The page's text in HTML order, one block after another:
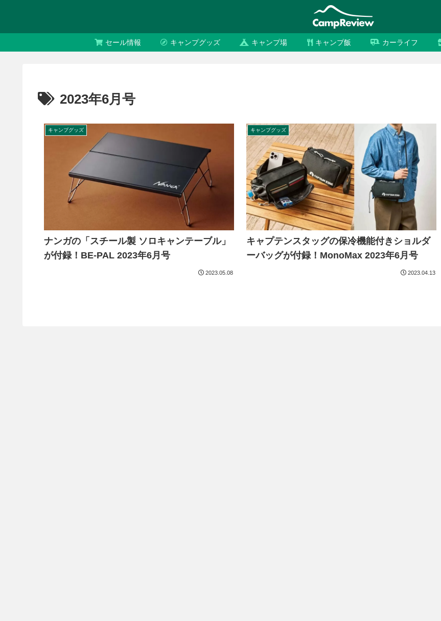
セール情報 キャンプグッズ キャンプ場 キャンプ飯 カーライフ
2023年6月号
キャンプグッズ
ナンガの「スチール製 ソロキャンテーブル」
が付録！BE-PAL 2023年6月号
2023.05.08
キャンプグッズ
キャプテンスタッグの保冷機能付きショルダ
ーバッグが付録！MonoMax 2023年6月号
2023.04.13